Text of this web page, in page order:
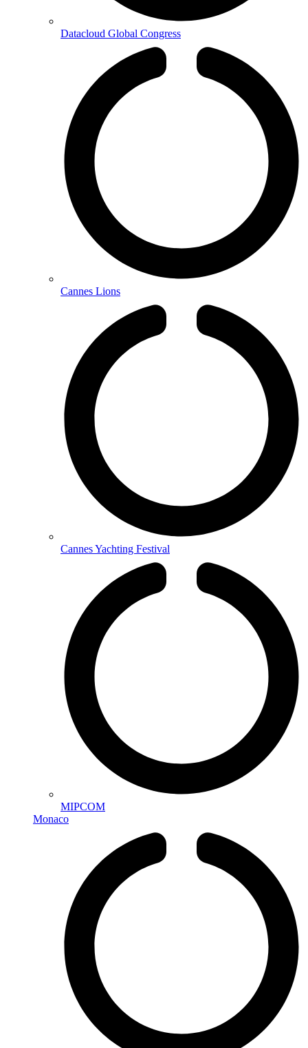
Datacloud Global Congress
Cannes Lions
Cannes Yachting Festival
MIPCOM
Monaco